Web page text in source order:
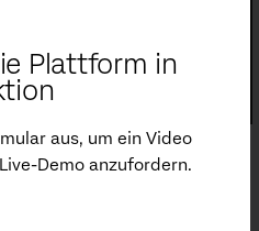
Plattform in
aus, um ein Video
Demo anzufordern.